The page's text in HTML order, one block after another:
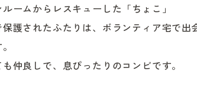
ームからレスキューした「ちょこ」
護されたふたりは、ボランティア宅で出
仲良しで、息ぴったりのコンビです。